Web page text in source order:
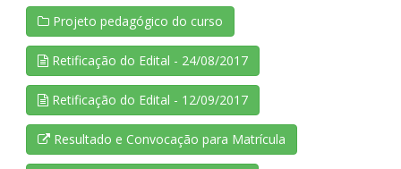
Projeto pedagógico do curso
Retificação do Edital - 24/08/2017
Retificação do Edital - 12/09/2017
Resultado e Convocação para Matrícula